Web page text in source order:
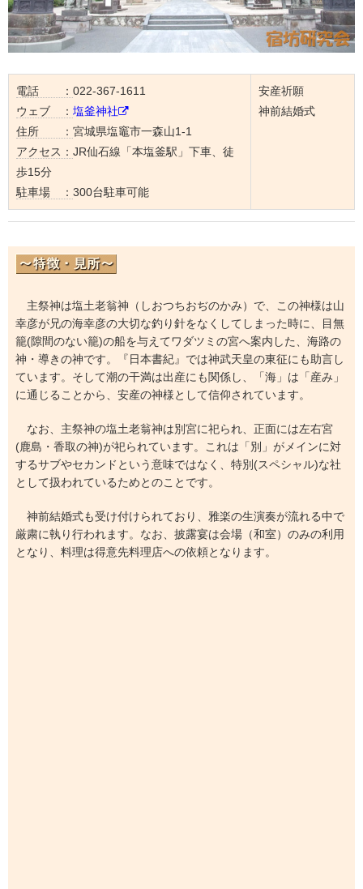
電話 ： 022-367-1611
ウェブ ： 塩釜神社
住所 ： 宮城県塩竈市一森山1-1
アクセス： JR仙石線「本塩釜駅」下車、徒
歩15分
駐車場 ： 300台駐車可能
安産祈願
神前結婚式
主祭神は塩土老翁神（しおつちおぢのかみ）で、この神様は山
幸彦が兄の海幸彦の大切な釣り針をなくしてしまった時に、目無
籠(隙間のない籠)の船を与えてワダツミの宮へ案内した、海路の
神・導きの神です。『日本書紀』では神武天皇の東征にも助言し
ています。そして潮の干満は出産にも関係し、「海」は「産み」
に通じることから、安産の神様として信仰されています。
なお、主祭神の塩土老翁神は別宮に祀られ、正面には左右宮
(鹿島・香取の神)が祀られています。これは「別」がメインに対
するサブやセカンドという意味ではなく、特別(スペシャル)な社
として扱われているためとのことです。
神前結婚式も受け付けられており、雅楽の生演奏が流れる中で
厳粛に執り行われます。なお、披露宴は会場（和室）のみの利用
となり、料理は得意先料理店への依頼となります。